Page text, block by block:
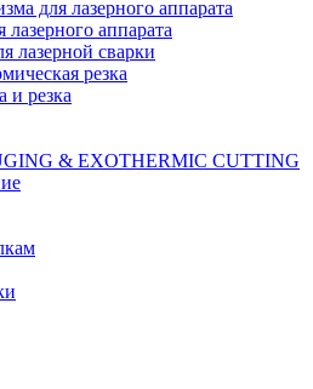
для лазерного аппарата
аппарата
лазерной сварки
резка
и резка
& EXOTHERMIC CUTTING